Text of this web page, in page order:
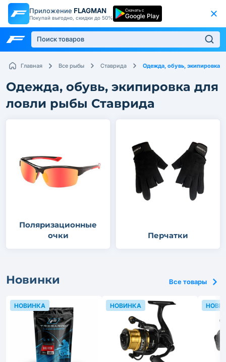
Приложение FLAGMAN
Покупай выгодно, скидки до 50%
Скачать с
Google Play
Главная Все рыбы Ставрида Одежда, обувь, экипировка
Одежда, обувь, экипировка для
ловли рыбы Ставрида
Поляризационные
очки
Перчатки
Новинки Все товары
НОВИНКА НОВИНКА